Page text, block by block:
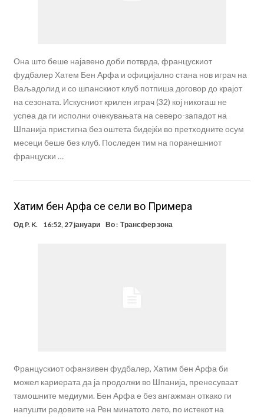
Она што беше најавено доби потврда, францускиот
фудбалер Хатем Бен Арфа и официјално стана нов играч на
Ваљадолид и со шпанскиот клуб потпиша договор до крајот
на сезоната. Искусниот крилен играч (32) кој никогаш не
успеа да ги исполни очекувањата на северо-западот на
Шпанија пристигна без оштета бидејќи во претходните осум
месеци беше без клуб. Последен тим на поранешниот
француски …
Хатим бен Арфа се сели во Примера
Од P. K. 16:52, 27 јануари Во : Трансфер зона
Францускиот офанзивен фудбалер, Хатим бен Арфа би
можел кариерата да ја продолжи во Шпанија, пренесуваат
тамошните медиуми. Бен Арфа е без ангажман откако ги
напушти редовите на Рен минатото лето, по истекот на